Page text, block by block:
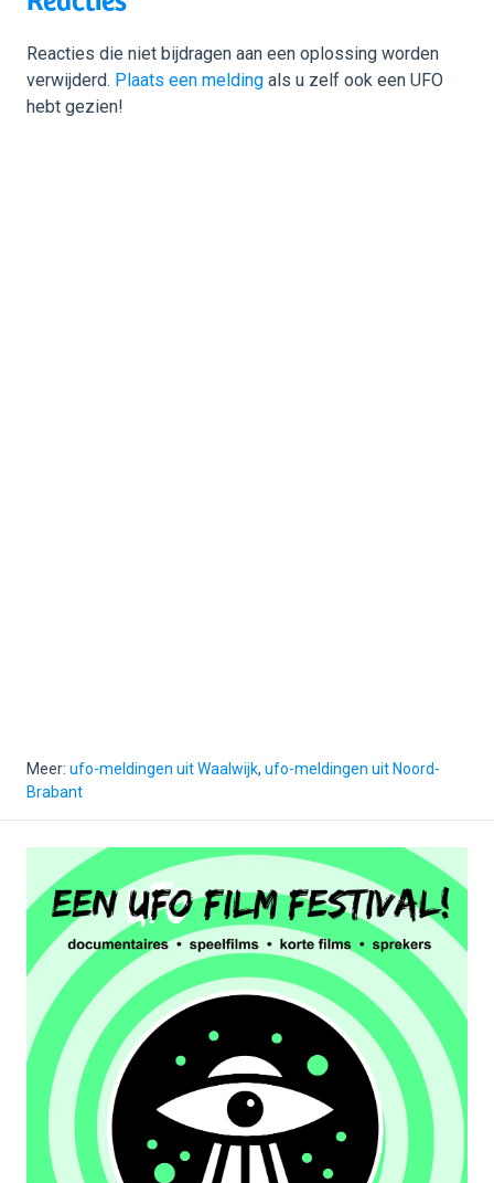
Reacties die niet bijdragen aan een oplossing worden
verwijderd. Plaats een melding als u zelf ook een UFO
hebt gezien!
Meer: ufo-meldingen uit Waalwijk, ufo-meldingen uit Noord-
Brabant